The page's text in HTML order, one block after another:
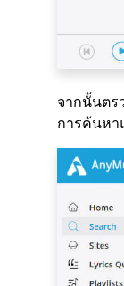
จากนั้นตร
การค้นห